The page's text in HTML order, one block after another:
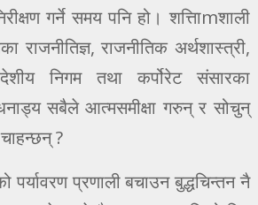
गर्ने समय पनि हो। शत्तिाmशाली
राजनीतिज्ञ, राजनीतिक अर्थशास्त्री,
निगम तथा कर्पोरेट संसारका
सबैले आत्मसमीक्षा गरुन् र सोचुन्
?
प्रणाली बचाउन बुद्धचिन्तन नै